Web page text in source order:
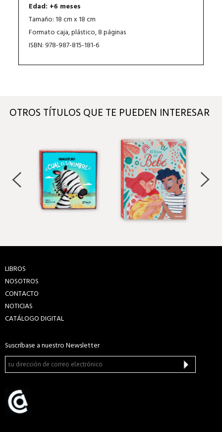
Edad: +6 meses
Tamaño: 18 cm x 18 cm
Formato caja, plástico, 8 páginas
ISBN: 978-987-815-181-6
OTROS TÍTULOS QUE TE PUEDEN INTERESAR
LIBROS
NOSOTROS
CONTACTO
NOTICIAS
CATÁLOGO DIGITAL
Suscríbase a nuestro Newsletter